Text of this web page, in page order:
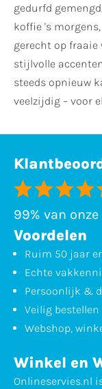
gedurfd
koffie 's
gerecht op fraaie
stijlvolle
steeds opnieuw
veelzijdig – voor
99% van
Voordelen
Ruim 50 jaar
Echte
Persoonlijk &
Veilig bestellen
Webshop,
Winkel en
Onlineservies.nl